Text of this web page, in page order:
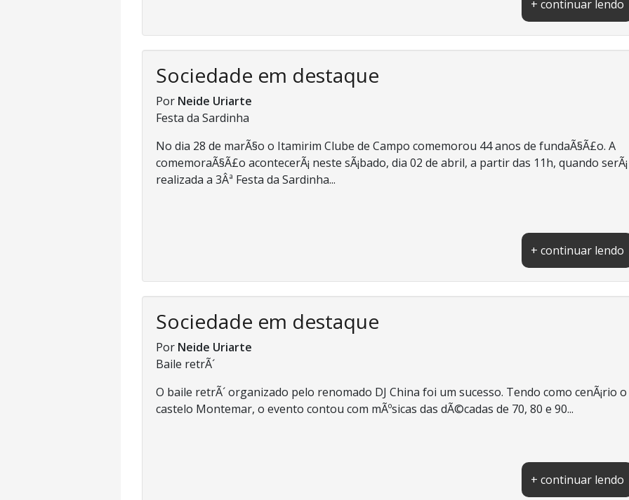
+ continuar lendo
Sociedade em destaque
Por Neide Uriarte
Festa da Sardinha
No dia 28 de marÃ§o o Itamirim Clube de Campo comemorou 44 anos de fundaÃ§Ã£o. A
comemoraÃ§Ã£o acontecerÃ¡ neste sÃ¡bado, dia 02 de abril, a partir das 11h, quando serÃ¡
realizada a 3Âª Festa da Sardinha...
+ continuar lendo
Sociedade em destaque
Por Neide Uriarte
Baile retrÃ´
O baile retrÃ´ organizado pelo renomado DJ China foi um sucesso. Tendo como cenÃ¡rio o
castelo Montemar, o evento contou com mÃºsicas das dÃ©cadas de 70, 80 e 90...
+ continuar lendo